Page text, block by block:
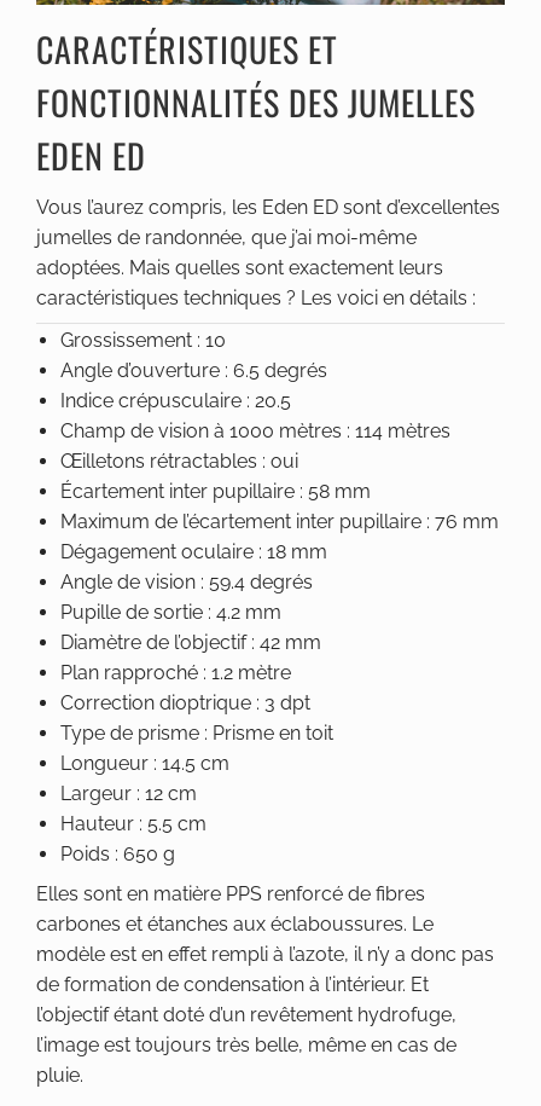
CARACTÉRISTIQUES ET
FONCTIONNALITÉS DES JUMELLES
EDEN ED
Vous l’aurez compris, les Eden ED sont d’excellentes
jumelles de randonnée, que j’ai moi-même
adoptées. Mais quelles sont exactement leurs
caractéristiques techniques ? Les voici en détails :
Grossissement : 10
Angle d’ouverture : 6.5 degrés
Indice crépusculaire : 20.5
Champ de vision à 1000 mètres : 114 mètres
Œilletons rétractables : oui
Écartement inter pupillaire : 58 mm
Maximum de l’écartement inter pupillaire : 76 mm
Dégagement oculaire : 18 mm
Angle de vision : 59.4 degrés
Pupille de sortie : 4.2 mm
Diamètre de l’objectif : 42 mm
Plan rapproché : 1.2 mètre
Correction dioptrique : 3 dpt
Type de prisme : Prisme en toit
Longueur : 14.5 cm
Largeur : 12 cm
Hauteur : 5.5 cm
Poids : 650 g
Elles sont en matière PPS renforcé de fibres
carbones et étanches aux éclaboussures. Le
modèle est en effet rempli à l’azote, il n’y a donc pas
de formation de condensation à l’intérieur. Et
l’objectif étant doté d’un revêtement hydrofuge,
l’image est toujours très belle, même en cas de
pluie.